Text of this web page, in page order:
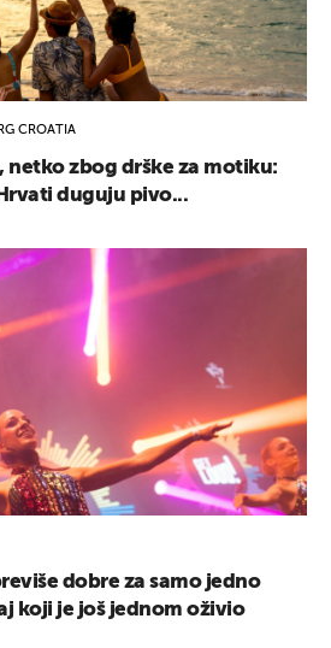
CROATIA
netko zbog drške za motiku:
duguju pivo...
dobre za samo jedno
koji je još jednom oživio